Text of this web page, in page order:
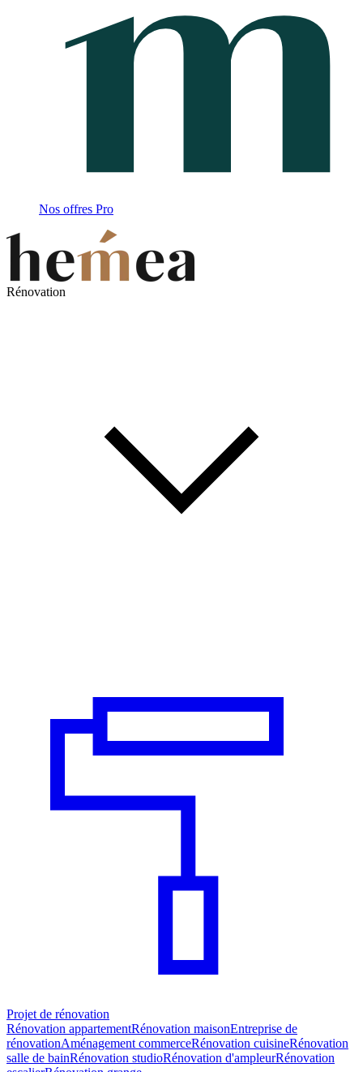
Nos offres Pro
Rénovation
Projet de rénovation
Rénovation appartementRénovation maisonEntreprise de
rénovationAménagement commerceRénovation cuisineRénovation
salle de bainRénovation studioRénovation d'ampleurRénovation